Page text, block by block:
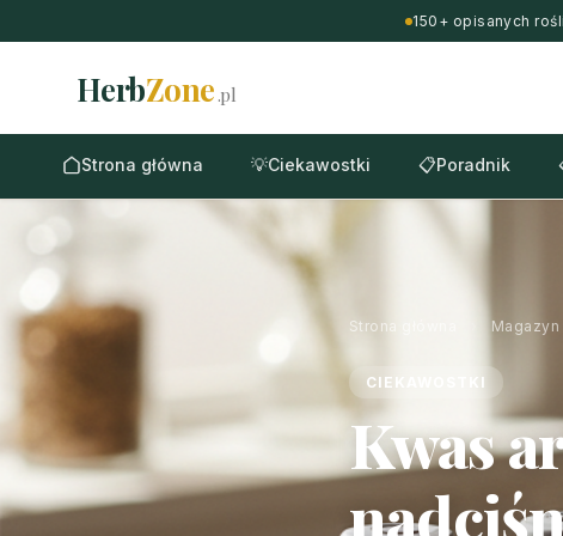
150+ opisanych
HerbZone.pl
Strona główna 💡Ciekawostki 📋Poradnik
Strona główna Magazyn
CIEKAWOSTKI
Kwas